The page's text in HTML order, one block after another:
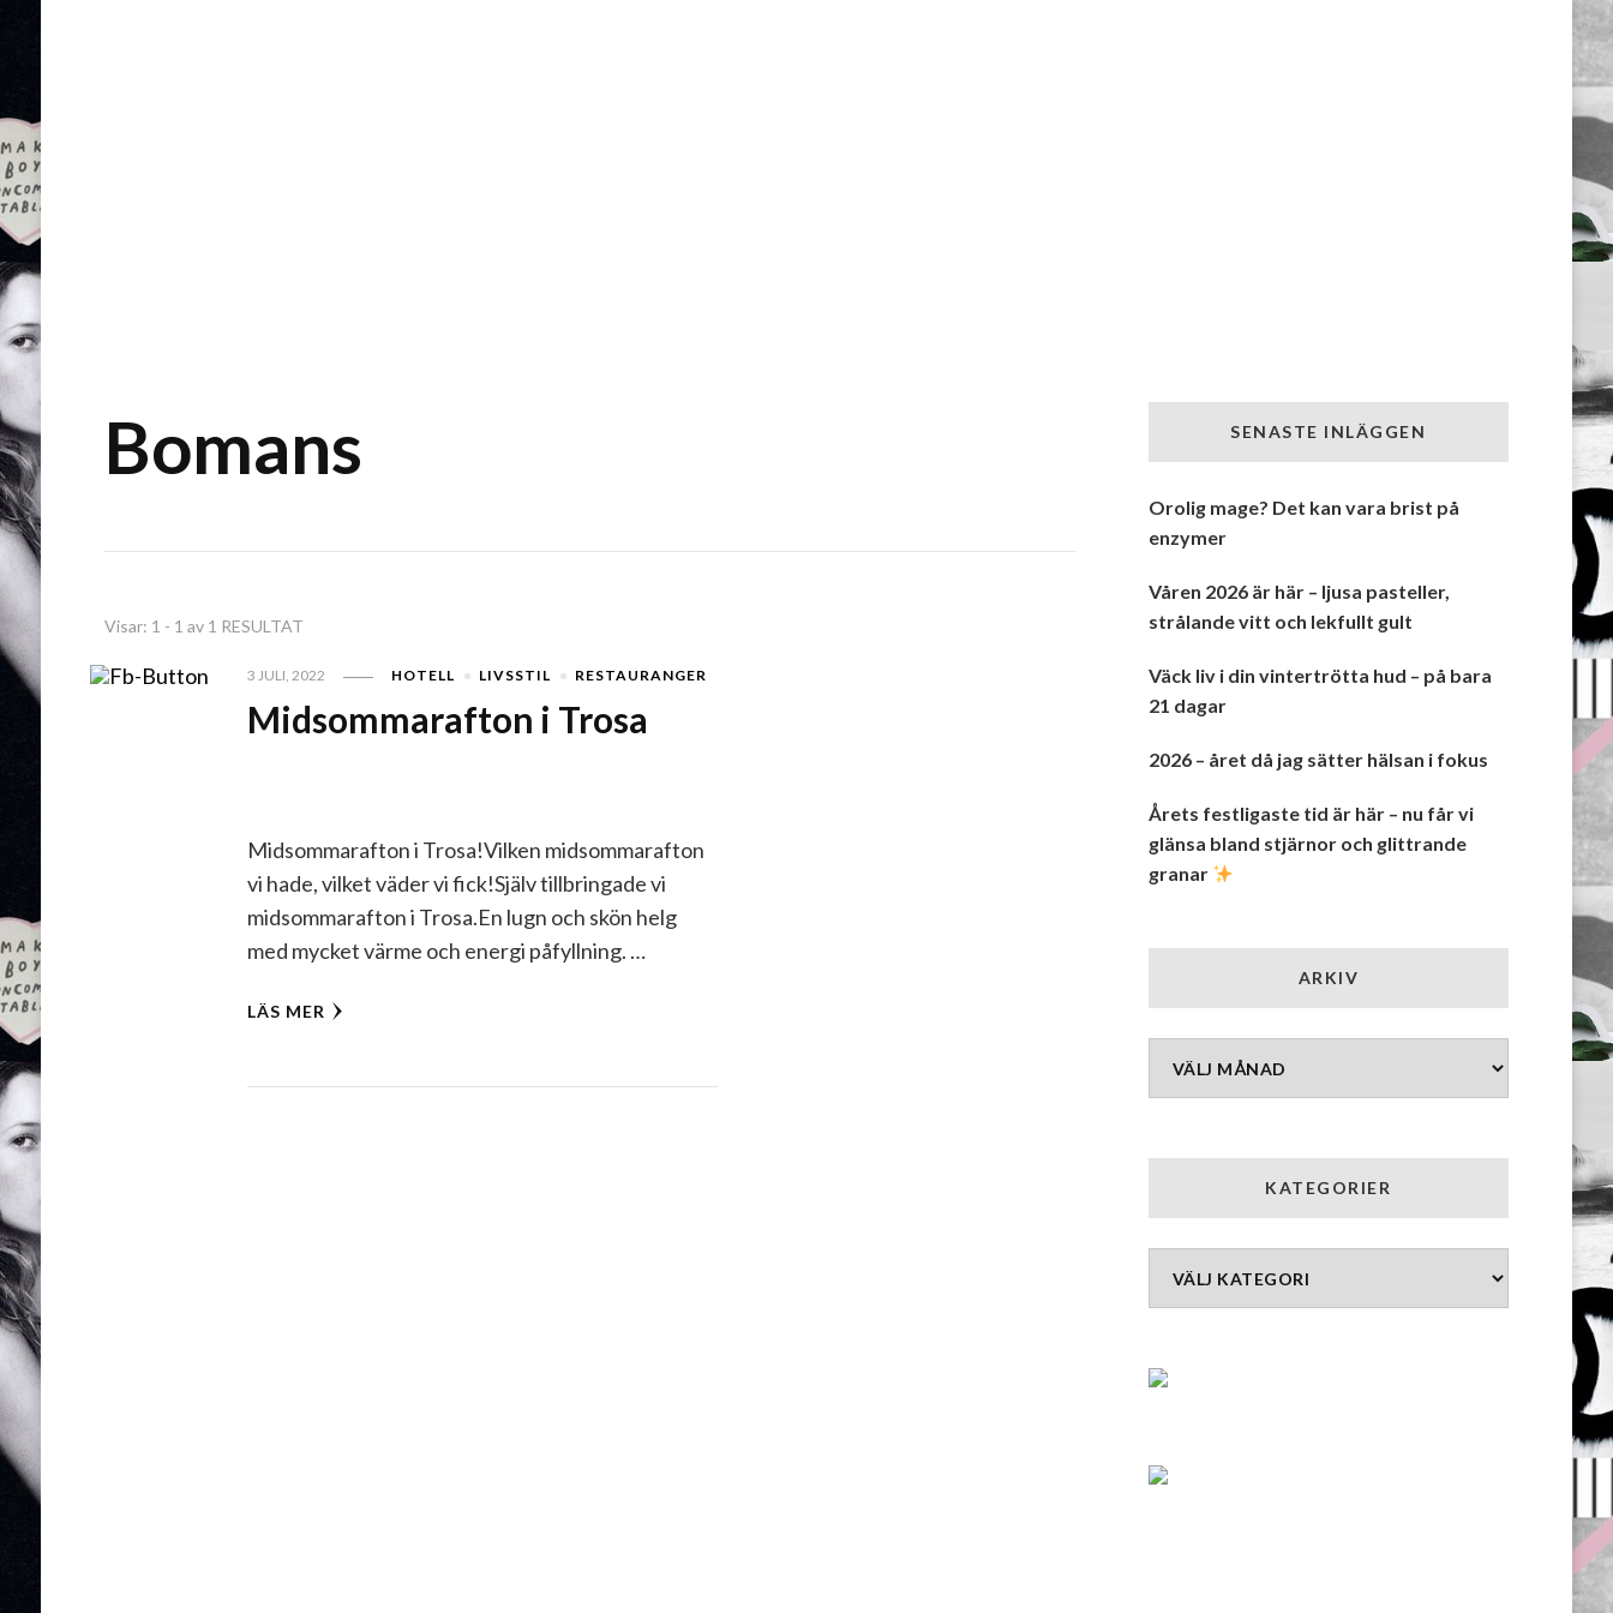
Bomans
Visar: 1 - 1 av 1 RESULTAT
3 JULI, 2022 HOTELL LIVSSTIL RESTAURANGER
Midsommarafton i Trosa
Midsommarafton i Trosa!Vilken midsommarafton
vi hade, vilket väder vi fick!Själv tillbringade vi
midsommarafton i Trosa.En lugn och skön helg
med mycket värme och energi påfyllning. …
LÄS MER
SENASTE INLÄGGEN
Orolig mage? Det kan vara brist på
enzymer
Våren 2026 är här – ljusa pasteller,
strålande vitt och lekfullt gult
Väck liv i din vintertrötta hud – på bara
21 dagar
2026 – året då jag sätter hälsan i fokus
Årets festligaste tid är här – nu får vi
glänsa bland stjärnor och glittrande
granar
ARKIV
Arkiv
KATEGORIER
Kategorier